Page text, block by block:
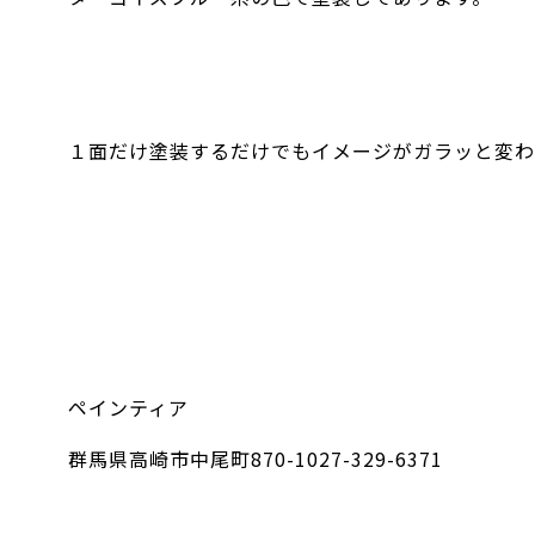
１面だけ塗装するだけでもイメージがガラッと変
ペインティア
群馬県高崎市中尾町870-1027-329-6371